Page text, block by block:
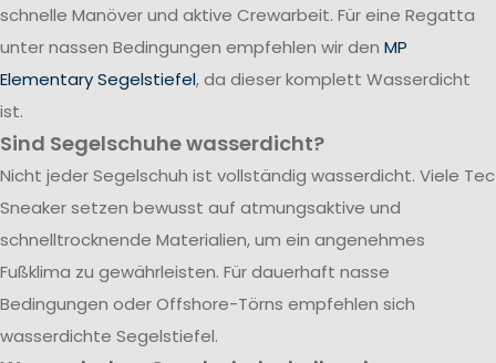
schnelle Manöver und aktive Crewarbeit. Für eine Regatta
unter nassen Bedingungen empfehlen wir den MP
Elementary Segelstiefel, da dieser komplett Wasserdicht
ist.
Sind Segelschuhe wasserdicht?
Nicht jeder Segelschuh ist vollständig wasserdicht. Viele Tec
Sneaker setzen bewusst auf atmungsaktive und
schnelltrocknende Materialien, um ein angenehmes
Fußklima zu gewährleisten. Für dauerhaft nasse
Bedingungen oder Offshore-Törns empfehlen sich
wasserdichte Segelstiefel.